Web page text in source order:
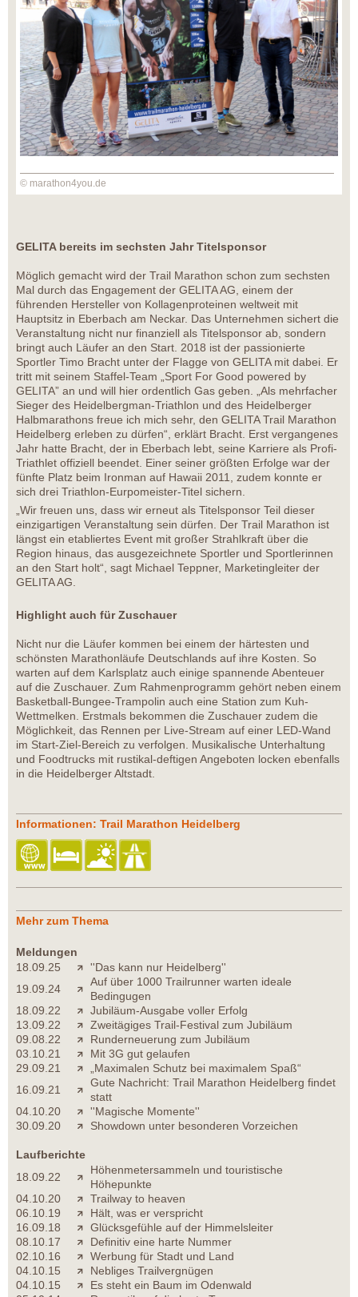
© marathon4you.de
GELITA bereits im sechsten Jahr Titelsponsor
Möglich gemacht wird der Trail Marathon schon zum sechsten
Mal durch das Engagement der GELITA AG, einem der
führenden Hersteller von Kollagenproteinen weltweit mit
Hauptsitz in Eberbach am Neckar. Das Unternehmen sichert die
Veranstaltung nicht nur finanziell als Titelsponsor ab, sondern
bringt auch Läufer an den Start. 2018 ist der passionierte
Sportler Timo Bracht unter der Flagge von GELITA mit dabei. Er
tritt mit seinem Staffel-Team „Sport For Good powered by
GELITA” an und will hier ordentlich Gas geben. „Als mehrfacher
Sieger des Heidelbergman-Triathlon und des Heidelberger
Halbmarathons freue ich mich sehr, den GELITA Trail Marathon
Heidelberg erleben zu dürfen“, erklärt Bracht. Erst vergangenes
Jahr hatte Bracht, der in Eberbach lebt, seine Karriere als Profi-
Triathlet offiziell beendet. Einer seiner größten Erfolge war der
fünfte Platz beim Ironman auf Hawaii 2011, zudem konnte er
sich drei Triathlon-Eurpomeister-Titel sichern.
„Wir freuen uns, dass wir erneut als Titelsponsor Teil dieser
einzigartigen Veranstaltung sein dürfen. Der Trail Marathon ist
längst ein etabliertes Event mit großer Strahlkraft über die
Region hinaus, das ausgezeichnete Sportler und Sportlerinnen
an den Start holt“, sagt Michael Teppner, Marketingleiter der
GELITA AG.
Highlight auch für Zuschauer
Nicht nur die Läufer kommen bei einem der härtesten und
schönsten Marathonläufe Deutschlands auf ihre Kosten. So
warten auf dem Karlsplatz auch einige spannende Abenteuer
auf die Zuschauer. Zum Rahmenprogramm gehört neben einem
Basketball-Bungee-Trampolin auch eine Station zum Kuh-
Wettmelken. Erstmals bekommen die Zuschauer zudem die
Möglichkeit, das Rennen per Live-Stream auf einer LED-Wand
im Start-Ziel-Bereich zu verfolgen. Musikalische Unterhaltung
und Foodtrucks mit rustikal-deftigen Angeboten locken ebenfalls
in die Heidelberger Altstadt.
Informationen: Trail Marathon Heidelberg
Mehr zum Thema
Meldungen
18.09.25
''Das kann nur Heidelberg''
19.09.24
Auf über 1000 Trailrunner warten ideale
Bedingugen
18.09.22
Jubiläum-Ausgabe voller Erfolg
13.09.22
Zweitägiges Trail-Festival zum Jubiläum
09.08.22
Runderneuerung zum Jubiläum
03.10.21
Mit 3G gut gelaufen
29.09.21
„Maximalen Schutz bei maximalem Spaß“
16.09.21
Gute Nachricht: Trail Marathon Heidelberg findet
statt
04.10.20
''Magische Momente''
30.09.20
Showdown unter besonderen Vorzeichen
Laufberichte
18.09.22
Höhenmetersammeln und touristische
Höhepunkte
04.10.20
Trailway to heaven
06.10.19
Hält, was er verspricht
16.09.18
Glücksgefühle auf der Himmelsleiter
08.10.17
Definitiv eine harte Nummer
02.10.16
Werbung für Stadt und Land
04.10.15
Nebliges Trailvergnügen
04.10.15
Es steht ein Baum im Odenwald